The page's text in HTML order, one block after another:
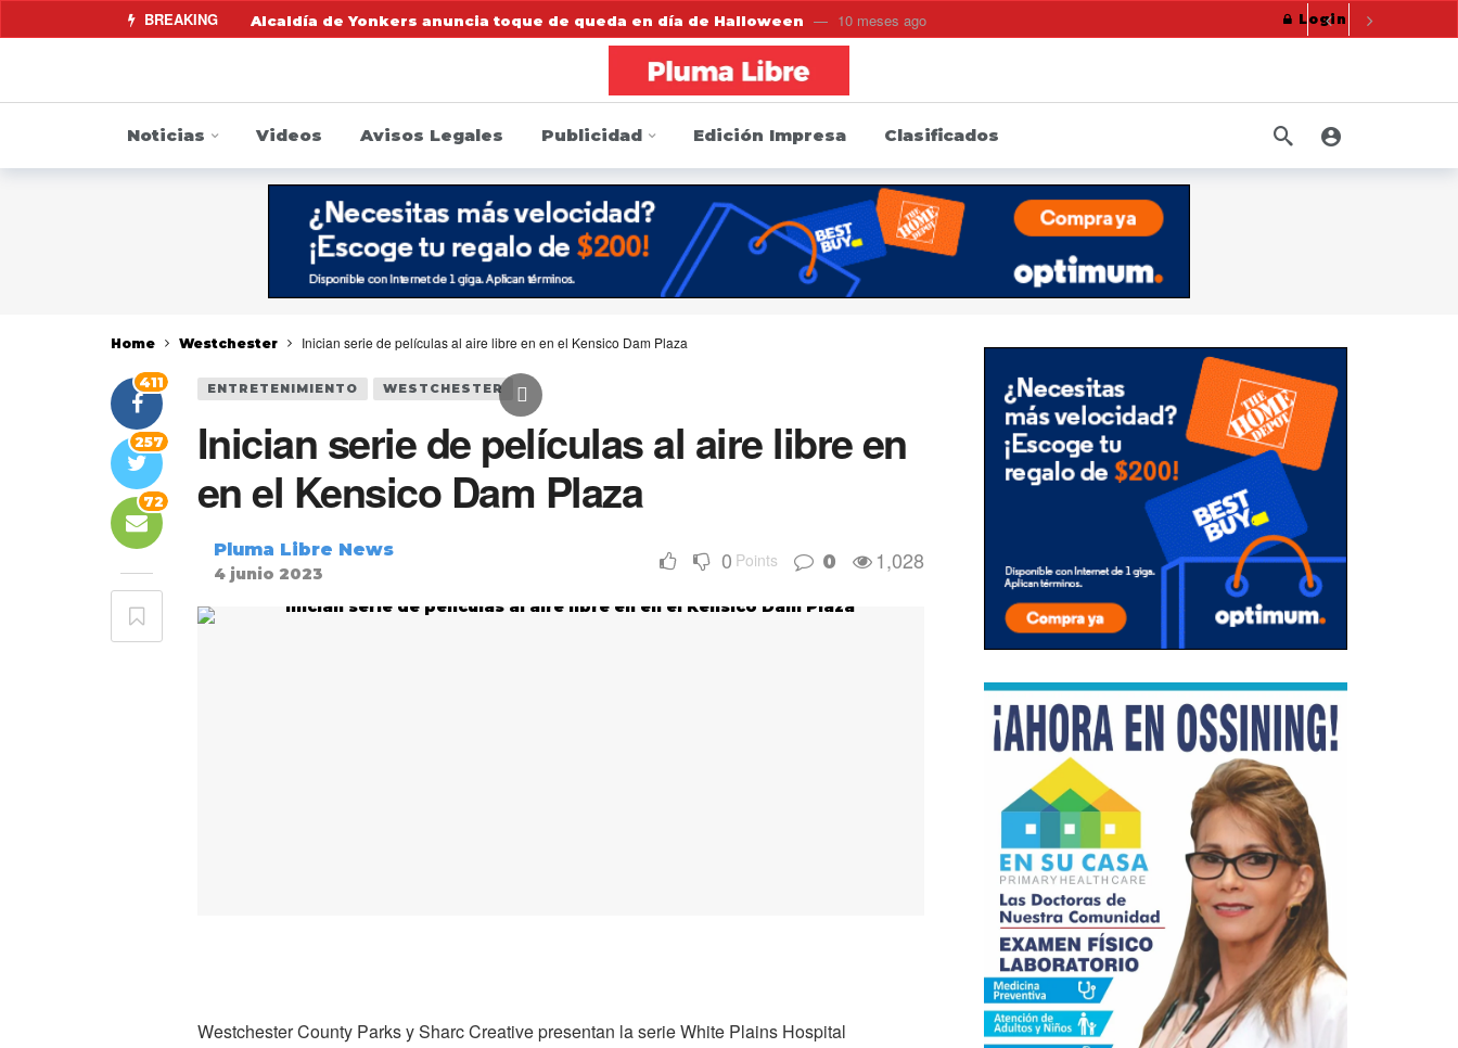
BREAKING Alcaldía de Yonkers anuncia toque de queda en día de Halloween 10 meses ago
Fiscal General James pide a la FDA que regule los cigarrillos electrónicos y los productos de nicotina orales 10 meses ago
Indocumentado se resiste a arresto y golpea a agentes de inmigración y podría ir preso 20 años 1 año ago
DMV pide que choferes revisen si sus carros tienen alertas por defectos o han sido retirados del mercado
Mike Khader regresa por su sillón como Presidente del Concejo Municipal de Yonkers 1 año ago
Fiscalía anuncia una Línea Directa de Protección Electoral para elecciones de noviembre 10 meses ago
Login
Noticias Videos Avisos Legales Publicidad Edición Impresa Clasificados
Home Westchester Inician serie de películas al aire libre en en el Kensico Dam Plaza
ENTRETENIMIENTO WESTCHESTER
Inician serie de películas al aire libre en
en el Kensico Dam Plaza
Pluma Libre News
4 junio 2023 0 Points 0 1,028
411
257
72
Westchester County Parks y Sharc Creative presentan la serie White Plains Hospital